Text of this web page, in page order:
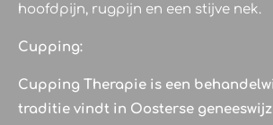
hoofdpijn, rugpijn en een stijve nek.
Cupping:
Cupping Therapie is een
traditie vindt in Oosterse